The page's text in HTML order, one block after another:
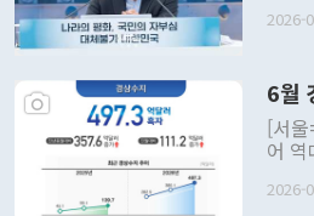
발언
주의
관의
관
관의
다. [정동영 통일부 장관이 지난달 23일 오후 서울 종로구 정부서울청사에
2026-
6월
[서
어
료=한국은행] 한국은행이
2026-